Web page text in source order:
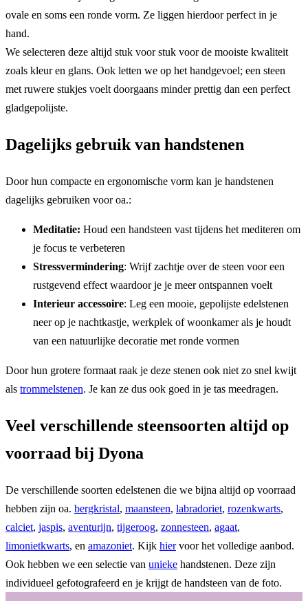
ovale en soms een ronde vorm. Ze liggen hierdoor perfect in je
hand.
We selecteren deze altijd stuk voor stuk voor de mooiste kwaliteit
zoals kleur en glans. Ook letten we op het handgevoel; een steen
met ruwere stukjes voelt doorgaans minder prettig dan een perfect
gladgepolijste.
Dagelijks gebruik van handstenen
Door hun compacte en ergonomische vorm kan je handstenen
dagelijks gebruiken voor oa.:
Meditatie: Houd een handsteen vast tijdens het mediteren om
je focus te verbeteren
Stressvermindering: Wrijf zachtje over de steen voor een
rustgevend effect waardoor je je meer ontspannen voelt
Interieur accessoire: Leg een mooie, gepolijste edelstenen
neer op je nachtkastje, werkplek of woonkamer als je houdt
van een natuurlijke decoratie met ronde vormen
Door hun grotere formaat raak je deze stenen ook niet zo snel kwijt
als trommelstenen. Je kan ze dus ook goed in je tas meedragen.
Veel verschillende steensoorten altijd op
voorraad bij Dyona
De verschillende soorten edelstenen die we bijna altijd op voorraad
hebben zijn oa. bergkristal, maansteen, labradoriet, rozenkwarts,
calciet, jaspis, aventurijn, tijgeroog, zonnesteen, agaat,
limonietkwarts, en amazoniet. Kijk hiervoor het volledige aanbod.
Ook hebben we een selectie van unieke handstenen. Deze zijn
individueel gefotografeerd en je krijgt de handsteen van de foto.